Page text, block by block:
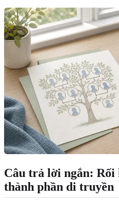
Câu trả lời ngắn: Rối
thành phần di truyền